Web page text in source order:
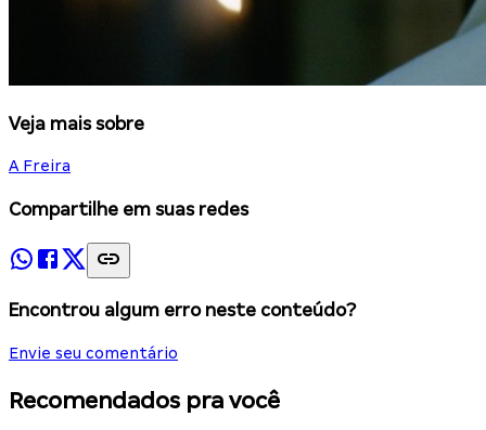
Veja mais sobre
A Freira
Compartilhe em suas redes
Encontrou algum erro neste conteúdo?
Envie seu comentário
Recomendados pra você